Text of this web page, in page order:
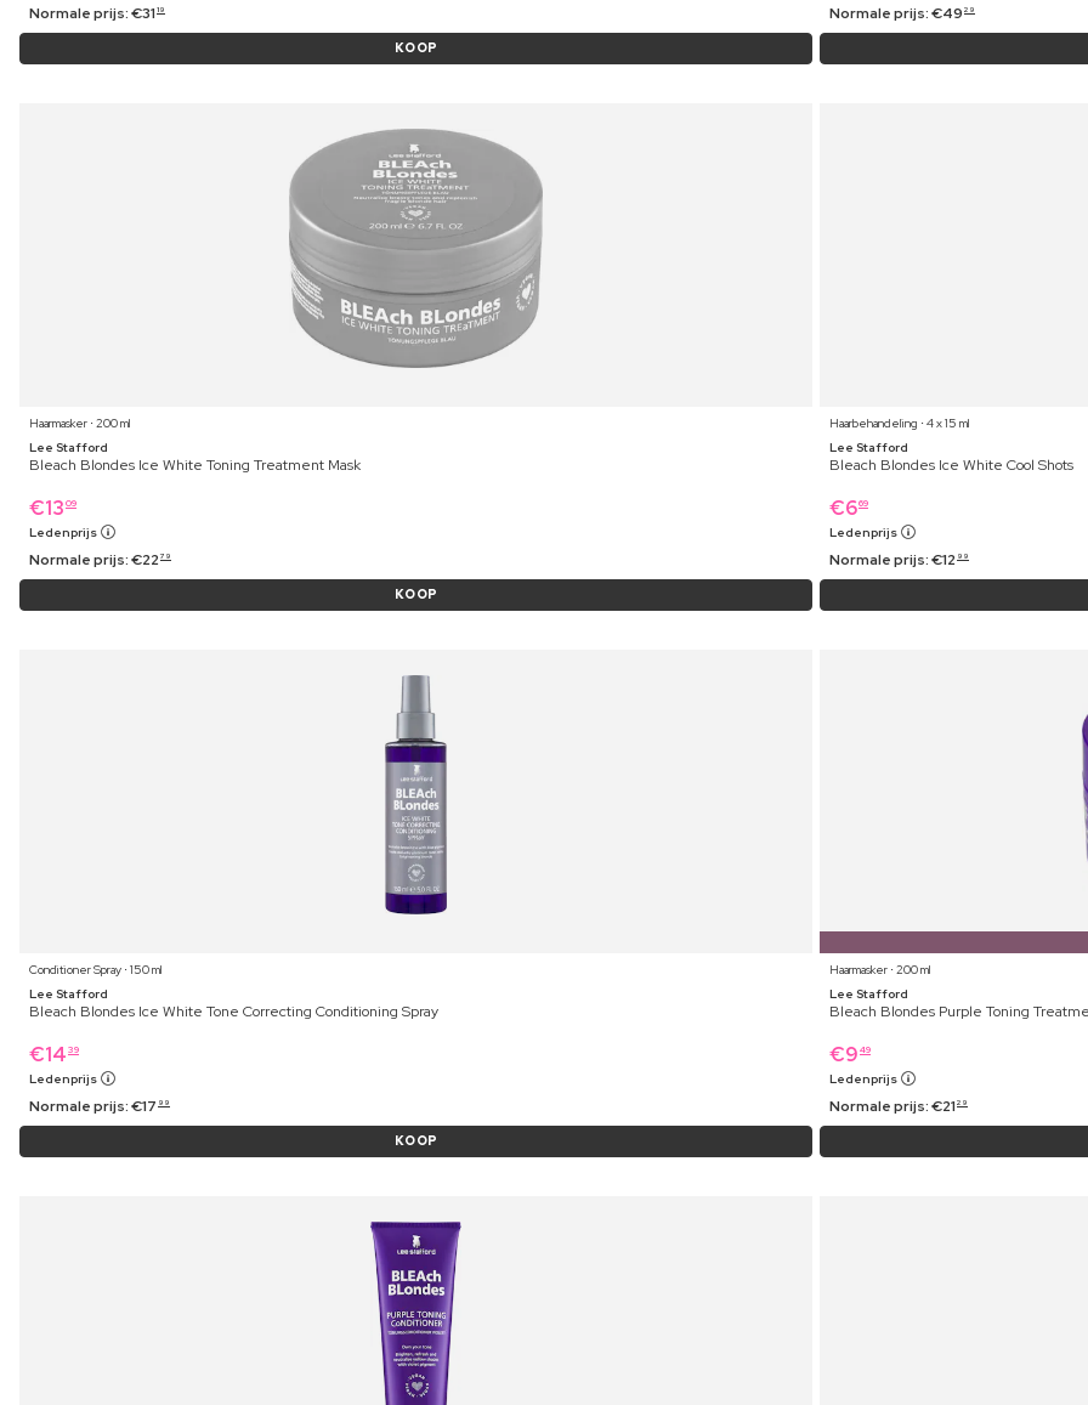
Normale prijs:€31 19
KOOP
Normale prijs:€49 29
Haarmasker ⋅ 200 ml
Lee Stafford
Bleach Blondes Ice White Toning Treatment Mask
€13 09
Ledenprijs
Normale prijs:€22 79
KOOP
Haarbehandeling ⋅ 4 x 15 ml
Lee Stafford
Bleach Blondes Ice White Cool Shots
€669
Ledenprijs
Normale prijs:€12 99
Conditioner Spray ⋅ 150 ml
Lee Stafford
Bleach Blondes Ice White Tone Correcting Conditioning Spray
€14 39
Ledenprijs
Normale prijs:€17 99
KOOP
Haarmasker ⋅ 200 ml
Lee Stafford
Bleach Blondes Purple Toning
€9 49
Ledenprijs
Normale prijs:€21 29